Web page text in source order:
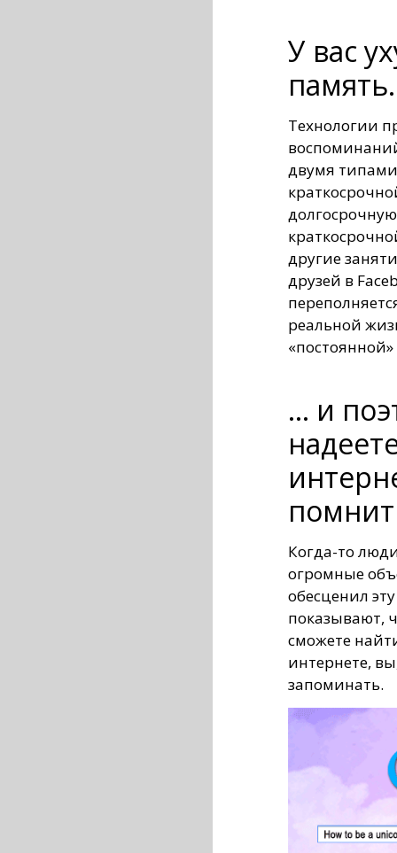
У вас
Технологии
двумя
другие
друзей в
реальной
… и
Когда-то
огромные
обесценил
показывают,
сможете
интернете,
запоминать.